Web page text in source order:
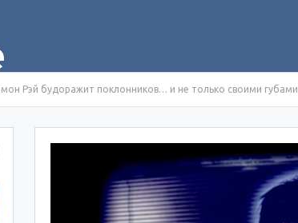
Рэй будоражит поклонников… и не только своими губами